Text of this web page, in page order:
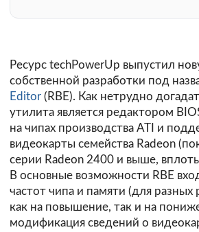
Ресурс techPowerUp выпустил
собственной разработки под
Editor (RBE). Как нетрудно
утилита является редактором
на чипах производства ATI и
видеокарты семейства Radeon
серии Radeon 2400 и выше,
В основные возможности RBE
частот чипа и памяти (для
как на повышение, так и на
модификация сведений о